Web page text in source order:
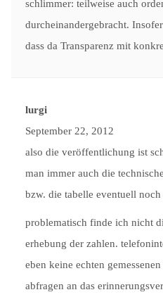
schlimmer: teilweise auch
durcheinandergebracht.
dass da Transparenz mit
lurgi
September 22, 2012
also die veröffentlichung ist
man immer auch die
bzw. die tabelle eventuell
problematisch finde ich nicht
erhebung der zahlen.
eben keine echten
abfragen an das